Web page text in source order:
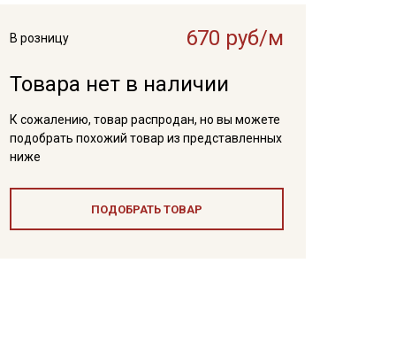
В розницу
670 руб/м
Товара нет в наличии
К сожалению, товар распродан, но вы можете
подобрать похожий товар из представленных
ниже
ПОДОБРАТЬ ТОВАР